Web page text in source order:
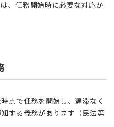
、任務開始時に必要な対応か
点で任務を開始し、遅滞なく
する義務があります（民法第